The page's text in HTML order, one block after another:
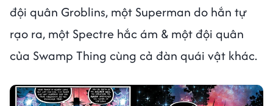
đội quân Groblins, một Superman do hắn tự
rạo ra, một Spectre hắc ám & một đội quân
của Swamp Thing cùng cả đàn quái vật khác.